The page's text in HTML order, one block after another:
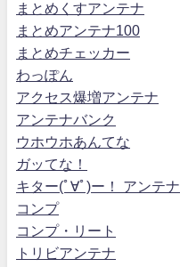
まとめくすアンテナ
まとめアンテナ100
まとめチェッカー
わっぽん
アクセス爆増アンテナ
アンテナバンク
ウホウホあんてな
ガッてな！
キター(ﾟ∀ﾟ)ー！ アンテナ
コンプ
コンプ・リート
トリビアンテナ